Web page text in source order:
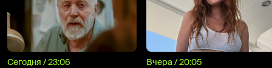
Сегодня / 23:06 Вчера / 20:05